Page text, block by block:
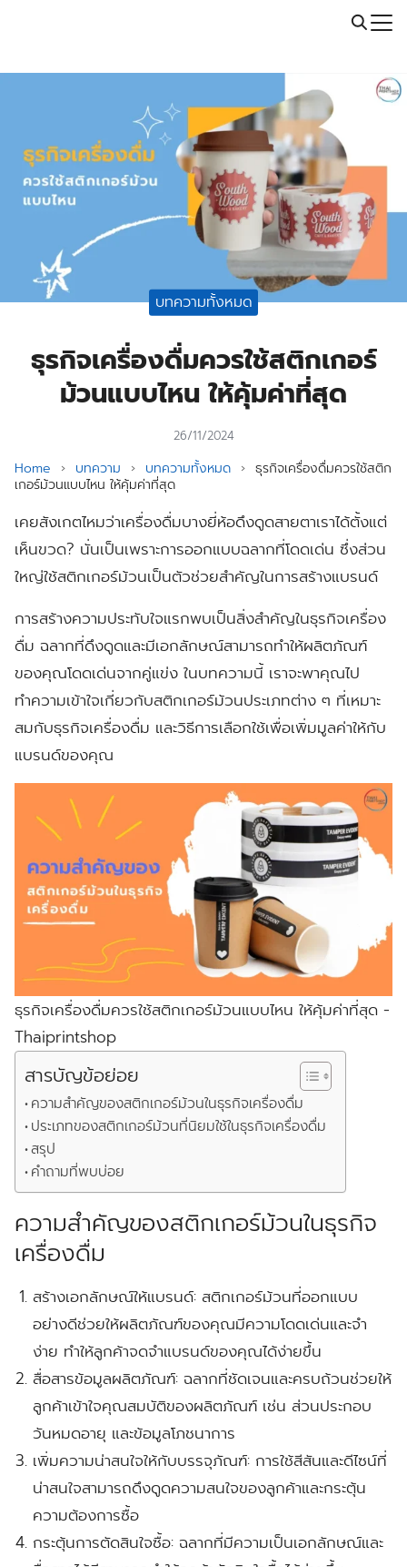
Call: 064-246-5614 | Line: @thaiprintshop
for:
บทความทั้งหมด
ธุรกิจเครื่องดื่มควรใช้สติกเกอร์
ม้วนแบบไหน ให้คุ้มค่าที่สุด
26/11/2024
Home › บทความ › บทความทั้งหมด › ธุรกิจเครื่องดื่มควรใช้สติก
เกอร์ม้วนแบบไหน ให้คุ้มค่าที่สุด
เคยสังเกตไหมว่าเครื่องดื่มบางยี่ห้อดึงดูดสายตาเราได้ตั้งแต่
เห็นขวด? นั่นเป็นเพราะการออกแบบฉลากที่โดดเด่น ซึ่งส่วน
ใหญ่ใช้สติกเกอร์ม้วนเป็นตัวช่วยสำคัญในการสร้างแบรนด์
การสร้างความประทับใจแรกพบเป็นสิ่งสำคัญในธุรกิจเครื่อง
ดื่ม ฉลากที่ดึงดูดและมีเอกลักษณ์สามารถทำให้ผลิตภัณฑ์
ของคุณโดดเด่นจากคู่แข่ง ในบทความนี้ เราจะพาคุณไป
ทำความเข้าใจเกี่ยวกับสติกเกอร์ม้วนประเภทต่าง ๆ ที่เหมาะ
สมกับธุรกิจเครื่องดื่ม และวิธีการเลือกใช้เพื่อเพิ่มมูลค่าให้กับ
แบรนด์ของคุณ
ธุรกิจเครื่องดื่มควรใช้สติกเกอร์ม้วนแบบไหน ให้คุ้มค่าที่สุด -
Thaiprintshop
สารบัญข้อย่อย
ความสำคัญของสติกเกอร์ม้วนในธุรกิจเครื่องดื่ม
ประเภทของสติกเกอร์ม้วนที่นิยมใช้ในธุรกิจเครื่องดื่ม
สรุป
คำถามที่พบบ่อย
ความสำคัญของสติกเกอร์ม้วนในธุรกิจ
เครื่องดื่ม
สร้างเอกลักษณ์ให้แบรนด์: สติกเกอร์ม้วนที่ออกแบบ
อย่างดีช่วยให้ผลิตภัณฑ์ของคุณมีความโดดเด่นและจำ
ง่าย ทำให้ลูกค้าจดจำแบรนด์ของคุณได้ง่ายขึ้น
สื่อสารข้อมูลผลิตภัณฑ์: ฉลากที่ชัดเจนและครบถ้วนช่วยให้
ลูกค้าเข้าใจคุณสมบัติของผลิตภัณฑ์ เช่น ส่วนประกอบ
วันหมดอายุ และข้อมูลโภชนาการ
เพิ่มความน่าสนใจให้กับบรรจุภัณฑ์: การใช้สีสันและดีไซน์ที่
น่าสนใจสามารถดึงดูดความสนใจของลูกค้าและกระตุ้น
ความต้องการซื้อ
กระตุ้นการตัดสินใจซื้อ: ฉลากที่มีความเป็นเอกลักษณ์และ